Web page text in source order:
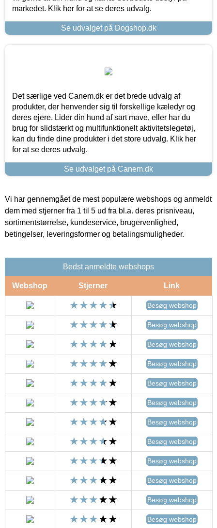
markedet. Klik her for at se deres udvalg.
Se udvalget på Dogshop.dk
Det særlige ved Canem.dk er det brede udvalg af
produkter, der henvender sig til forskellige kæledyr og
deres ejere. Lider din hund af sart mave, eller har du
brug for slidstærkt og multifunktionelt aktivitetslegetøj,
kan du finde dine produkter i det store udvalg. Klik her
for at se deres udvalg.
Se udvalget på Canem.dk
Vi har gennemgået de mest populære webshops og anmeldt
dem med stjerner fra 1 til 5 ud fra bl.a. deres prisniveau,
sortimentstørrelse, kundeservice, brugervenlighed,
betingelser, leveringsformer og betalingsmuligheder.
Bedst anmeldte webshops
Webshop Stjerner Link
Besøg webshop
Besøg webshop
Besøg webshop
Besøg webshop
Besøg webshop
Besøg webshop
Besøg webshop
Besøg webshop
Besøg webshop
Besøg webshop
Besøg webshop
Besøg webshop